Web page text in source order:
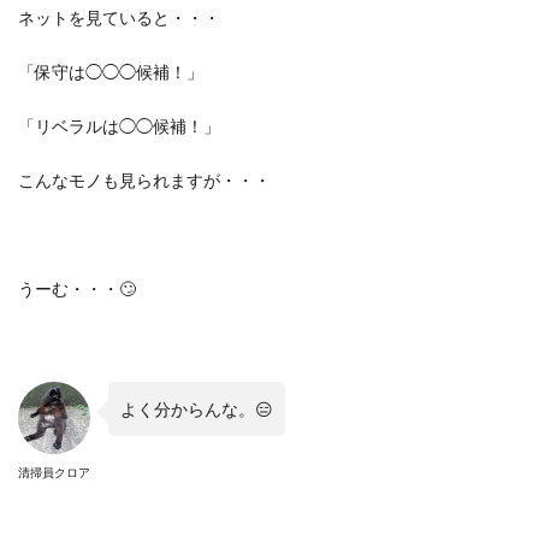
ネットを見ていると・・・
「保守は◯◯◯候補！」
「リベラルは◯◯候補！」
こんなモノも見られますが・・・
うーむ・・・🙄
清掃員クロア
よく分からんな。😑